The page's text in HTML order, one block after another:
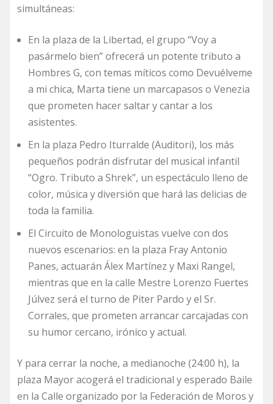
simultáneas:
En la plaza de la Libertad, el grupo “Voy a
pasármelo bien” ofrecerá un potente tributo a
Hombres G, con temas míticos como Devuélveme
a mi chica, Marta tiene un marcapasos o Venezia
que prometen hacer saltar y cantar a los
asistentes.
En la plaza Pedro Iturralde (Auditori), los más
pequeños podrán disfrutar del musical infantil
“Ogro. Tributo a Shrek”, un espectáculo lleno de
color, música y diversión que hará las delicias de
toda la familia.
El Circuito de Monologuistas vuelve con dos
nuevos escenarios: en la plaza Fray Antonio
Panes, actuarán Álex Martínez y Maxi Rangel,
mientras que en la calle Mestre Lorenzo Fuertes
Júlvez será el turno de Piter Pardo y el Sr.
Corrales, que prometen arrancar carcajadas con
su humor cercano, irónico y actual.
Y para cerrar la noche, a medianoche (24:00 h), la
plaza Mayor acogerá el tradicional y esperado Baile
en la Calle organizado por la Federación de Moros y